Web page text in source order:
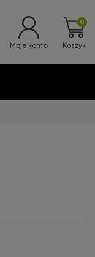
Moje konto Koszyk
0